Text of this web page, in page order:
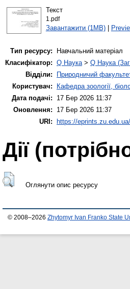
Текст
1.pdf
Завантажити (1MB)|
Тип ресурсу:
Навчальний матеріал
Класифікатор: Q Наука> Q Наука
Відділи:
Природничий
Користувач:
Кафедра зоології,
Дата подачі:
17 Бер 2026 11:37
Оновлення:
17 Бер 2026 11:37
URI:
https://
Дії
Оглянути опис ресурсу
© 2008–2026 Zhytomyr Ivan Franko State